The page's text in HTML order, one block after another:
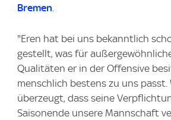
Bremen.
"Eren hat bei uns bekanntlich
gestellt, was für
Qualitäten er in der Offensive
menschlich bestens zu uns passt.
überzeugt, dass seine
Saisonende unsere Mannschaft